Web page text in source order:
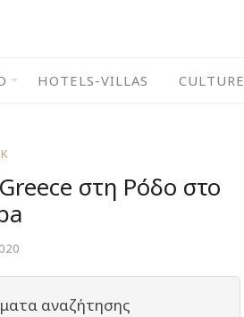
HOTELS-VILLAS CULTURE
στη Ρόδο στο
αναζήτησης